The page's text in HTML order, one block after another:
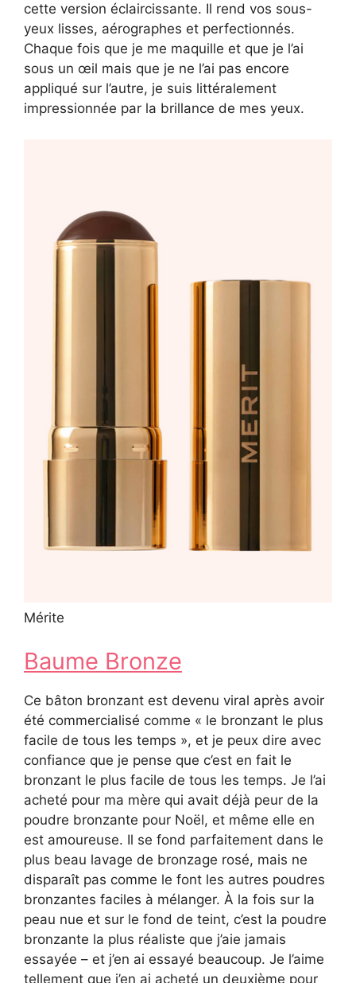
cette version éclaircissante. Il rend vos sous-
yeux lisses, aérographes et perfectionnés.
Chaque fois que je me maquille et que je l’ai
sous un œil mais que je ne l’ai pas encore
appliqué sur l’autre, je suis littéralement
impressionnée par la brillance de mes yeux.
Mérite
Baume Bronze
Ce bâton bronzant est devenu viral après avoir
été commercialisé comme « le bronzant le plus
facile de tous les temps », et je peux dire avec
confiance que je pense que c’est en fait le
bronzant le plus facile de tous les temps. Je l’ai
acheté pour ma mère qui avait déjà peur de la
poudre bronzante pour Noël, et même elle en
est amoureuse. Il se fond parfaitement dans le
plus beau lavage de bronzage rosé, mais ne
disparaît pas comme le font les autres poudres
bronzantes faciles à mélanger. À la fois sur la
peau nue et sur le fond de teint, c’est la poudre
bronzante la plus réaliste que j’aie jamais
essayée – et j’en ai essayé beaucoup. Je l’aime
tellement que j’en ai acheté un deuxième pour